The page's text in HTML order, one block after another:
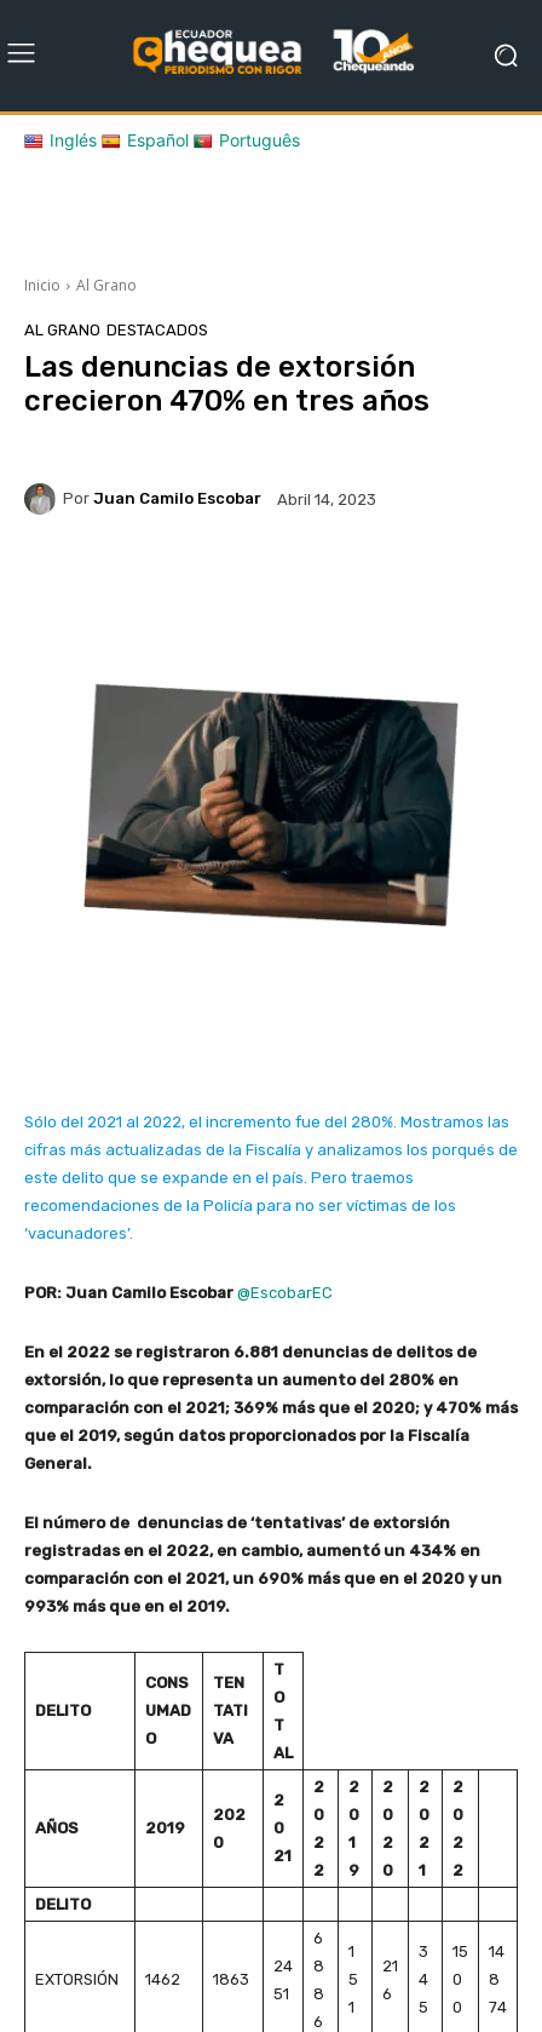
Inglés Español Português
Inicio Al Grano
AL GRANO DESTACADOS
Las denuncias de extorsión
crecieron 470% en tres años
Por Juan Camilo Escobar Abril 14, 2023
Sólo del 2021 al 2022, el incremento fue del 280%. Mostramos las
cifras más actualizadas de la Fiscalía y analizamos los porqués de
este delito que se expande en el país. Pero traemos
recomendaciones de la Policía para no ser víctimas de los
‘vacunadores’.
POR: Juan Camilo Escobar @EscobarEC
En el 2022 se registraron 6.881 denuncias de delitos de
extorsión, lo que representa un aumento del 280% en
comparación con el 2021; 369% más que el 2020; y 470% más
que el 2019, según datos proporcionados por la Fiscalía
General.
El número de denuncias de ‘tentativas’ de extorsión
registradas en el 2022, en cambio, aumentó un 434% en
comparación con el 2021, un 690% más que en el 2020 y un
993% más que en el 2019.
DELITO
CONS
UMAD
O
TEN
TATI
VA
T
O
T
AL
AÑOS 2019
202
0
2
0
21
2
0
2
2
2
0
1
9
2
0
2
0
2
0
2
1
2
0
2
2
DELITO
EXTORSIÓN 1462 1863
24
51
6
8
8
6
1
5
1
21
6
3
4
5
15
0
0
14
8
74